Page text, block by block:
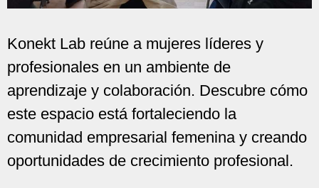
Konekt Lab reúne a mujeres líderes y
profesionales en un ambiente de
aprendizaje y colaboración. Descubre cómo
este espacio está fortaleciendo la
comunidad empresarial femenina y creando
oportunidades de crecimiento profesional.